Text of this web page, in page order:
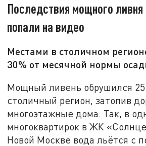
Последствия мощного
попали на видео
Местами в столичном
30% от месячной нормы
Мощный ливень обрушился
столичный регион, затопив
многоэтажные дома. Так, в
многоквартирок в ЖК
Новой Москве вода льётся с